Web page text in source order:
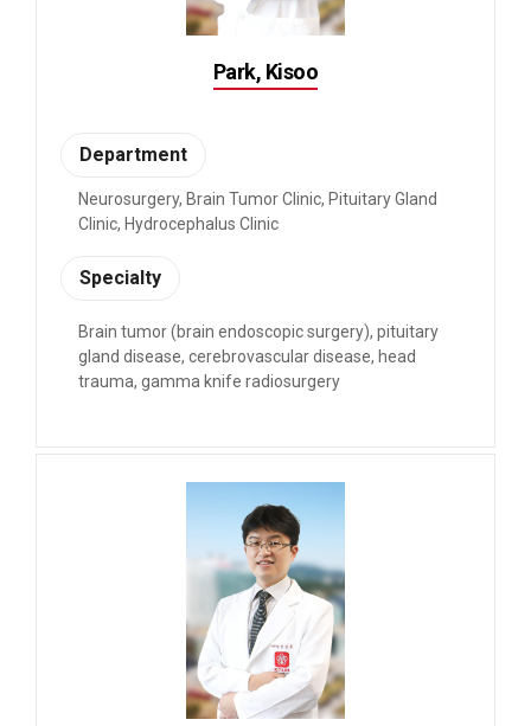
Park, Kisoo
Department
Neurosurgery, Brain Tumor Clinic, Pituitary Gland
Clinic, Hydrocephalus Clinic
Specialty
Brain tumor (brain endoscopic surgery), pituitary
gland disease, cerebrovascular disease, head
trauma, gamma knife radiosurgery